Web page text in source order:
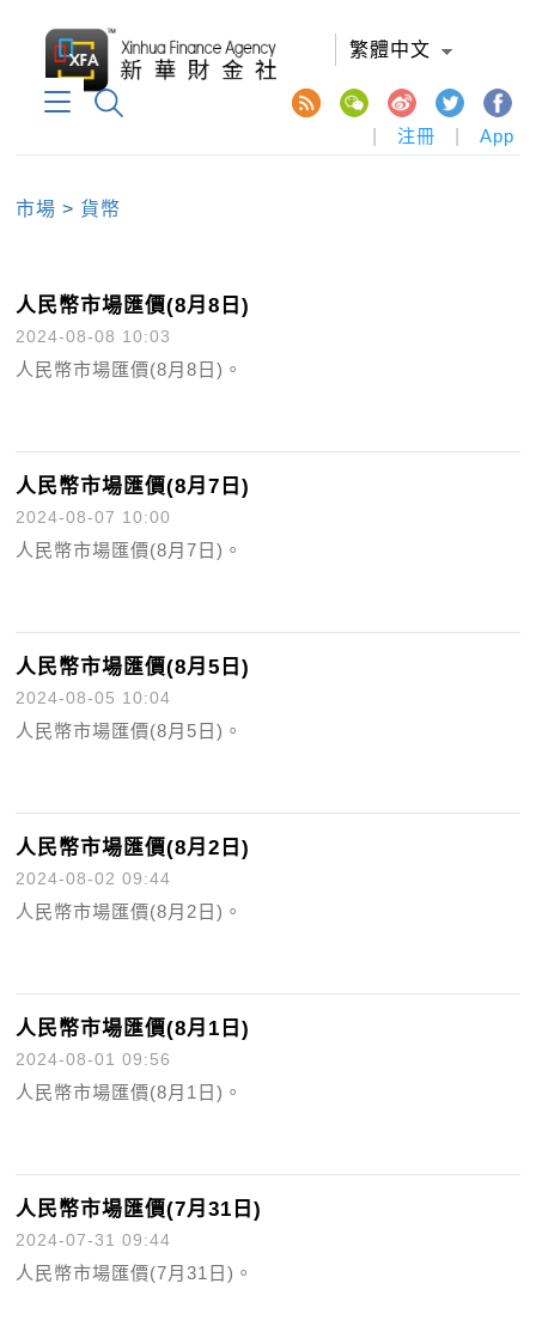
繁體中文
注冊 App
市場 > 貨幣
人民幣市場匯價(8月8日)
2024-08-08 10:03
人民幣市場匯價(8月8日)。
人民幣市場匯價(8月7日)
2024-08-07 10:00
人民幣市場匯價(8月7日)。
人民幣市場匯價(8月5日)
2024-08-05 10:04
人民幣市場匯價(8月5日)。
人民幣市場匯價(8月2日)
2024-08-02 09:44
人民幣市場匯價(8月2日)。
人民幣市場匯價(8月1日)
2024-08-01 09:56
人民幣市場匯價(8月1日)。
人民幣市場匯價(7月31日)
2024-07-31 09:44
人民幣市場匯價(7月31日)。